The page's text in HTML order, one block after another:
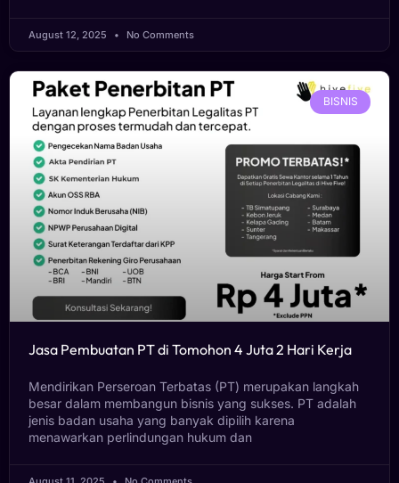
August 12, 2025 No Comments
BISNIS
Jasa Pembuatan PT di Tomohon 4 Juta 2 Hari Kerja
Mendirikan Perseroan Terbatas (PT) merupakan langkah
besar dalam membangun bisnis yang sukses. PT adalah
jenis badan usaha yang banyak dipilih karena
menawarkan perlindungan hukum dan